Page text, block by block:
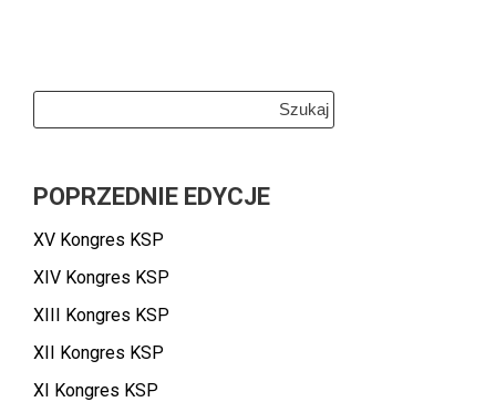
POPRZEDNIE EDYCJE
XV Kongres KSP
XIV Kongres KSP
XIII Kongres KSP
XII Kongres KSP
XI Kongres KSP